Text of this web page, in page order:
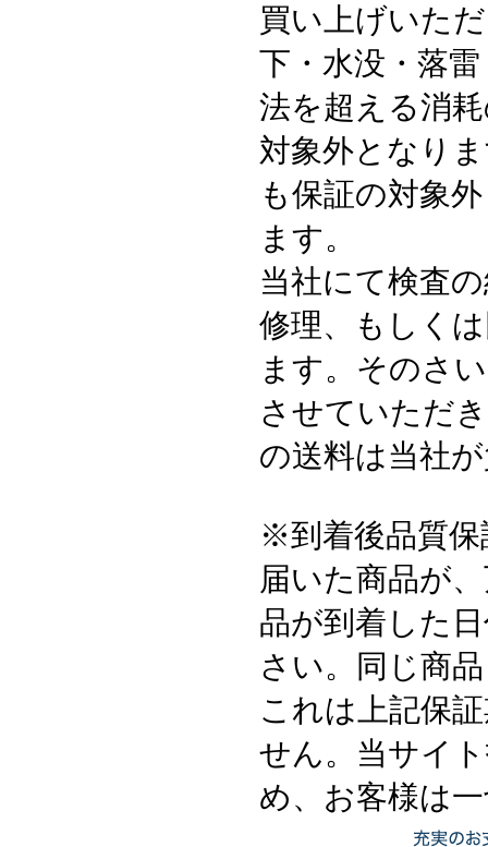
買い上げいた
下・水没・落
法を超える消
対象外となり
も保証の対象
ます。
当社にて検査
修理、もしく
ます。そのさ
させていただ
の送料は当社
※到着後品質
届いた商品が
品が到着した
さい。同じ商
これは上記保
せん。当サイ
め、お客様は